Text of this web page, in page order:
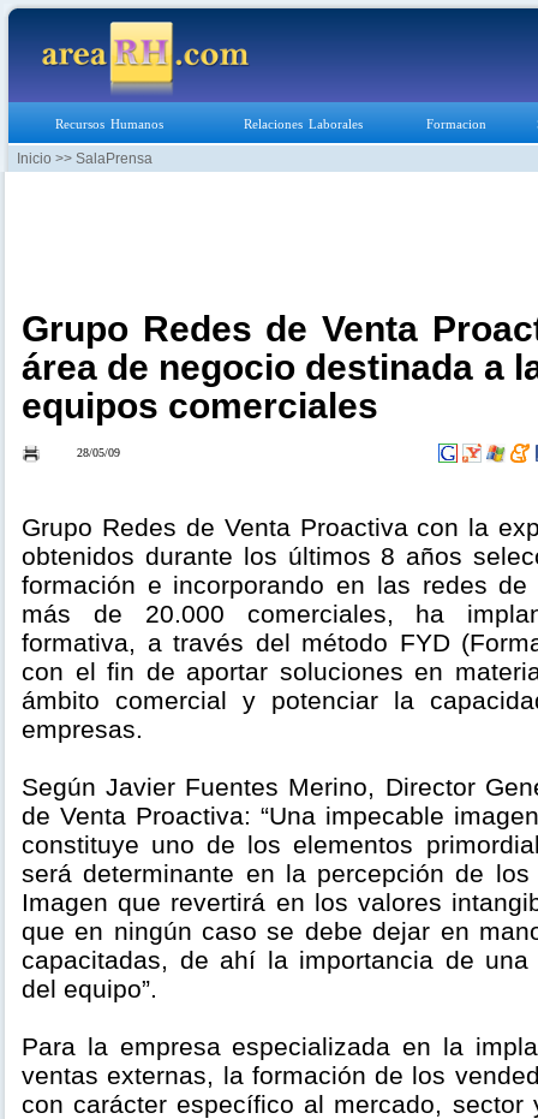
Recursos Humanos Relaciones Laborales Formacion
Inicio >> SalaPrensa
Grupo Redes de Venta
área de negocio destinada a
equipos comerciales
28/05/09
Grupo Redes de Venta Proactiva con la
obtenidos durante los últimos 8 años
formación e incorporando en las redes
más de 20.000 comerciales, ha
formativa, a través del método FYD
con el fin de aportar soluciones en
ámbito comercial y potenciar la
empresas.
Según Javier Fuentes Merino, Director
de Venta Proactiva: “Una impecable
constituye uno de los elementos
será determinante en la percepción de los
Imagen que revertirá en los valores
que en ningún caso se debe dejar en
capacitadas, de ahí la importancia de una
del equipo”.
Para la empresa especializada en la
ventas externas, la formación de los
con carácter específico al mercado, sector